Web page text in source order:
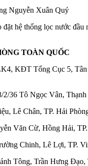
Nguyễn Xuân Quý
đặt hệ thống lọc nước đầu
TOÀN QUỐC
KĐT Tổng Cục 5, Tân
2/36 Tô Ngọc Vân,
Lê Chân, TP. Hải
Văn Cừ, Hồng Hải,
Chinh, Lê Lợi, TP.
Tông, Trần Hưng Đạo,